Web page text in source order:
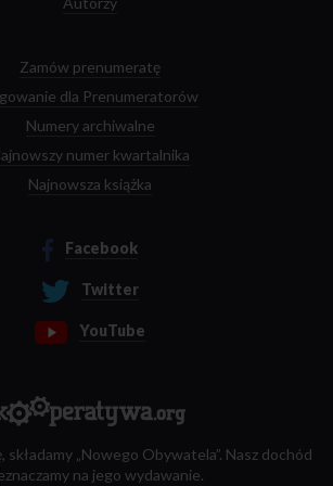
Zamów prenumeratę
dla Prenumeratorów
Numery archiwalne
numer kwartalnika
Najnowsza książka
Facebook
Twitter
YouTube
„Nowego Obywatela”. Nasz dochód
na jego wydawanie.